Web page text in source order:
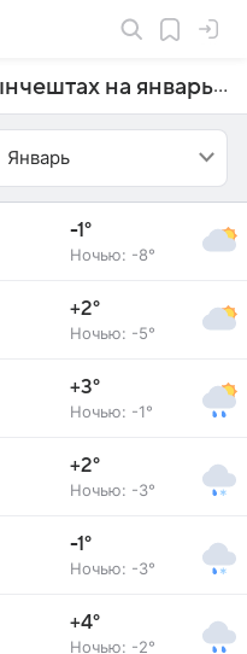
Прогноз погоды в Хынчештах на январь 2026 года
Январь
-1°
Ночью: -8°
+2°
Ночью: -5°
+3°
Ночью: -1°
+2°
Ночью: -3°
-1°
Ночью: -3°
+4°
Ночью: -2°